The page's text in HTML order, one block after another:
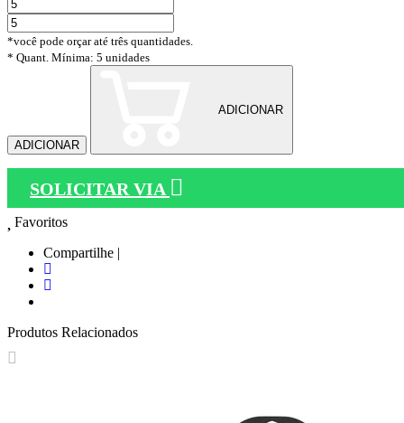
*você pode orçar até três quantidades.
* Quant. Mínima: 5 unidades
ADICIONAR
ADICIONAR
SOLICITAR VIA
Favoritos
Compartilhe |
Produtos Relacionados